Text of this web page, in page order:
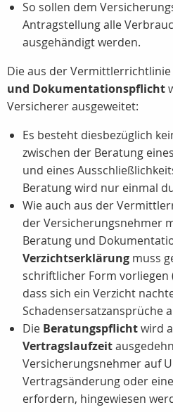
So sollen dem
Antragstellung alle
ausgehändigt werden.
Die aus der
und Dokumentationspflicht
Versicherer ausgeweitet:
Es besteht diesbezüglich
zwischen der Beratung
und eines
Beratung wird nur einmal
Wie auch aus der
der Versicherungsnehmer
Beratung und
Verzichtserklärung muss
schriftlicher Form vorliegen
dass sich ein Verzicht
Schadensersatzansprüche
Die Beratungspflichtwird
Vertragslaufzeit
Versicherungsnehmer auf
Vertragsänderung oder
erfordern, hingewiesen